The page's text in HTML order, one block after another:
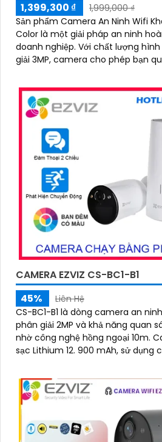
1,399,300 ₫
1,999,000 ₫
Sản phẩm Camera An Ninh Wifi
Color là một giải pháp an ninh
doanh nghiệp. Với chất lượng hình ảnh 2K và độ phân
giải 3MP, camera cho phép bạn
CAMERA EZVIZ CS-BC1-B1
45%
Liên Hệ
CS-BC1-B1 là dòng camera an
phân giải 2MP và khả năng quan
nhờ công nghệ hồng ngoại 10m. Camera trang bị pin
sạc Lithium 12. 900 mAh, sử dụng